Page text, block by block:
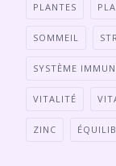
PLANTES
SOMMEIL
SYSTÈME
VITALITÉ
ZINC